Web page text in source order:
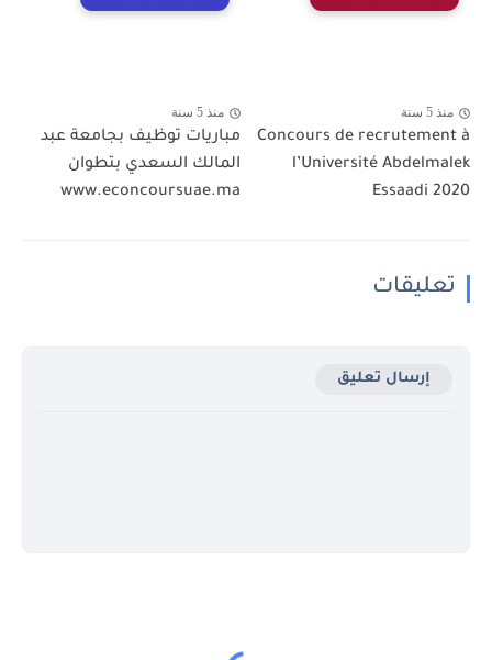
منذ 5 سنة
Concours de recrutement à
l’Université Abdelmalek
Essaadi 2020
منذ 5 سنة
مباريات توظيف بجامعة عبد
المالك السعدي بتطوان
www.econcoursuae.ma
تعليقات
إرسال تعليق